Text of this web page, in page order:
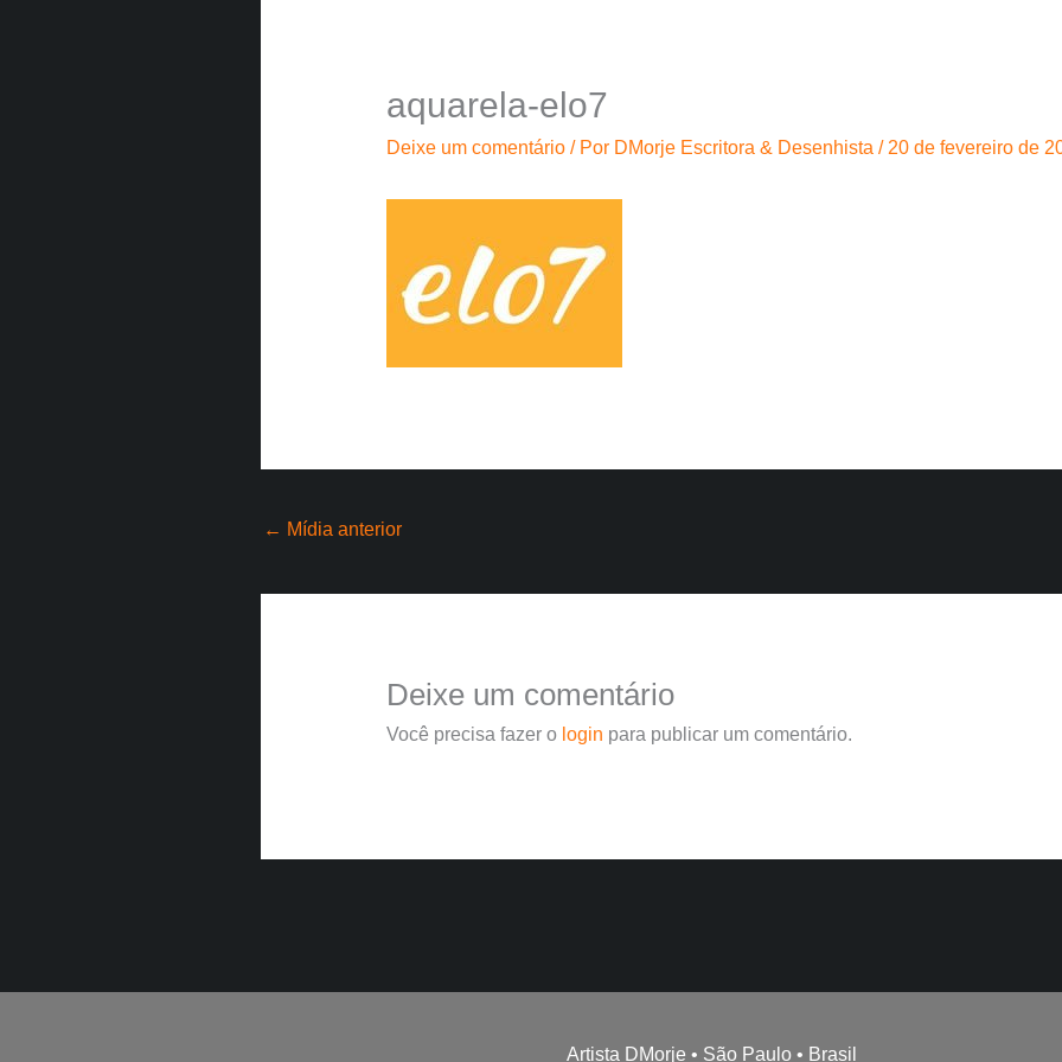
aquarela-elo7
Deixe um comentário / Por DMorje Escritora & Desenhista/20 de fevereiro de
← Mídia anterior
Deixe um comentário
Você precisa fazer o login para publicar um comentário.
Artista DMorje • São Paulo • Brasil